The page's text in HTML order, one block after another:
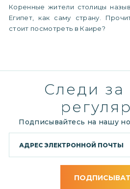
Коренные жители столицы
Египет, как саму страну.
стоит посмотреть в Каире?
Следи за
Подписывайтесь на нашу